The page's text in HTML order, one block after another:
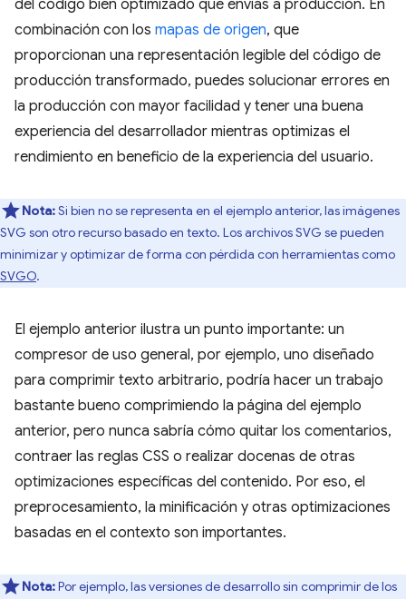
del código bien optimizado que envías a producción. En
combinación con los mapas de origen, que
proporcionan una representación legible del código de
producción transformado, puedes solucionar errores en
la producción con mayor facilidad y tener una buena
experiencia del desarrollador mientras optimizas el
rendimiento en beneficio de la experiencia del usuario.
Nota:Si bien no se representa en el ejemplo anterior, las imágenes
SVG son otro recurso basado en texto. Los archivos SVG se pueden
minimizar y optimizar de forma con pérdida con herramientas como
SVGO.
El ejemplo anterior ilustra un punto importante: un
compresor de uso general, por ejemplo, uno diseñado
para comprimir texto arbitrario, podría hacer un trabajo
bastante bueno comprimiendo la página del ejemplo
anterior, pero nunca sabría cómo quitar los comentarios,
contraer las reglas CSS o realizar docenas de otras
optimizaciones específicas del contenido. Por eso, el
preprocesamiento, la minificación y otras optimizaciones
basadas en el contexto son importantes.
Nota:Por ejemplo, las versiones de desarrollo sin comprimir de los